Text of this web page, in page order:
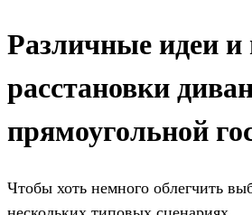
Различные идеи
расстановки
прямоугольной
Чтобы хоть немного облегчить